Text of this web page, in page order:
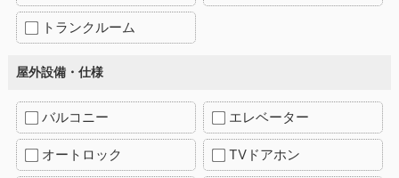
トランクルーム
屋外設備・仕様
バルコニー エレベーター
オートロック TVドアホン